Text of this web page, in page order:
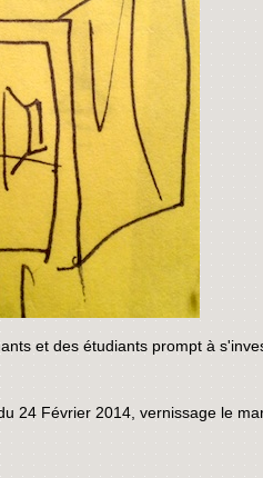
et des étudiants prompt à
24 Février 2014, vernissage le